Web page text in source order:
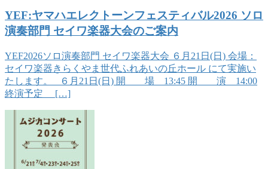
YEF:ヤマハエレクトーンフェスティバル2026 ソロ
演奏部門 セイワ楽器大会のご案内
YEF2026ソロ演奏部門 セイワ楽器大会 ６月21日(日) 会場：
セイワ楽器きらくやま世代ふれあいの丘ホール にて実施い
たします。 ６月21日(日) 開 場 13:45 開 演 14:00
終演予定 […]